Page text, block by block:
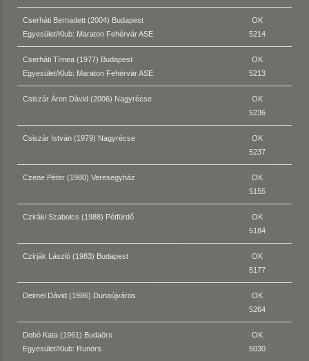
Cserháti Bernadett (2004) Budapest
Egyesület/Klub: Maraton Fehérvár ASE
OK
5214
Cserháti Tímea (1977) Budapest
Egyesület/Klub: Maraton Fehérvár ASE
OK
5213
Csiszár Áron Dávid (2006) Nagyrécse
OK
5236
Csiszár István (1979) Nagyrécse
OK
5237
Czene Péter (1980) Veresegyház
OK
5155
Cziráki Szabolcs (1988) Pétfürdő
OK
5184
Czirják László (1983) Budapest
OK
5177
Deimel Dávid (1986) Dunaújváros
OK
5264
Dobó Kata (1961) Budaörs
Egyesület/Klub: Runörs
OK
5030